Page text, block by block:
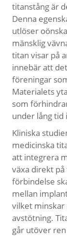
titanstång är
Denna
utlöser
mänsklig
titan visar på
innebär att
föreningar
Materialets
som
under lång tid
Kliniska
medicinska
att integrera
växa direkt
förbindelse
mellan
vilket
avstötning.
går utöver